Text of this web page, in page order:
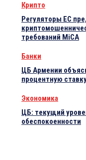
Крипто
Регуляторы ЕС
требований MiCA
Банки
ЦБ Армении
процентную
Экономика
ЦБ: текущий
обеспокоенности